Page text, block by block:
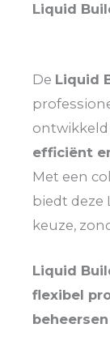
Liquid
De Liquid
efficiënt
Met een
biedt deze
keuze,
Liquid
flexibel